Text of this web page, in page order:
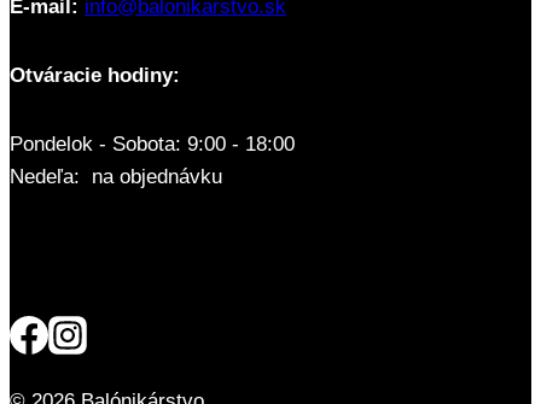
E-mail: info@balonikarstvo.sk
Otváracie hodiny:
Pondelok - Sobota: 9:00 - 18:00
Nedeľa: na objednávku